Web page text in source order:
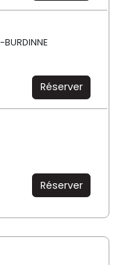
Réserver
Réserver